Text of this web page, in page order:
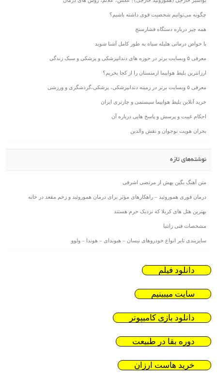
چگونه می‌توانیم شخصیت قوی داشته باشیم؟
همه چیز درباره دستگاه فشارسنج
با خواص درمانی هلیله سیاه به طور کامل آشنا شوید
معرفی ۵ وبسایت برتر در حوزه های دندانپزشکی و پزشکی و سبک زندگی
ارزانترین بلیط هواپیما ارمنستان را از کجا بخریم؟
معرفی ۵ وبسایت برتر در زمینه دندانپزشکی، پزشکی،گردشگری و ورزشی
خرید آنلاین بلیط هواپیما سیستمی و چارتری ایران
احکام غیبت و پرسش و پاسخ هایی درباره آن
بحران هویت نوجوان و نقش والدین
نوشته‌های تازه
متن آهنگ بگین بهش از مرتضی اشرفی
درمان فوری هموروئید – راهکارهای مؤثر برای درمان هموروئید و زخم مقعد در خانه
بهترین هتل های کربلا که نزدیک حرم هستند
مشخصات فنی زانتیا
سایزبندی تایر انواع خودروهای نیسان – هیوندای – هوندا – ولوو
دانلود فیلم
سایت میبینیم
دانلود بازی کامیپوتر
دوره بقا در طبیعت
خرید هاست ارزان